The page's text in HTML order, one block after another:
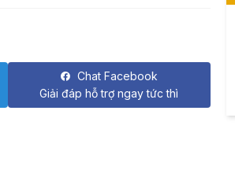
Chat Facebook
Giải đáp hỗ trợ ngay tức thì